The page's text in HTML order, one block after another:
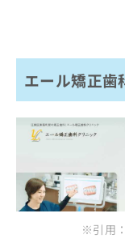
エール矯正歯
※引用